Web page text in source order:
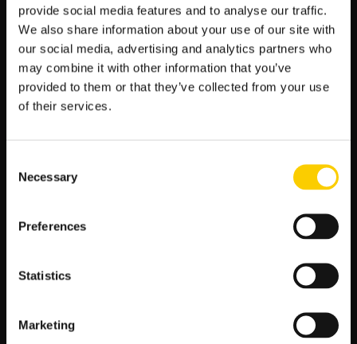
provide social media features and to analyse our traffic.
We also share information about your use of our site with
our social media, advertising and analytics partners who
may combine it with other information that you’ve
provided to them or that they’ve collected from your use
of their services.
Selection
Necessary
Preferences
Statistics
Marketing
Kursy naHome/AwayorazSecond Half Winnertakże wspierają
tezę o przewadze Brestois. Kursy na zwycięstwo gospodarzy
w każdej połowie i całym meczu są niższe, co jest znakiem
większego zaufania bukmacherów do ich umiejętności i formy.
Atuty Stade Brestois 29
przyciąga uwagę ekspertów.
regularnie znajdują drogę do siatki przeciwnika.
Gra na swoim stadionie to zawsze
dodatkowy atut, a wspierający kibice potrafią dodać
drużynie dodatkowej motywacji.
skutecznie wykorzystać.